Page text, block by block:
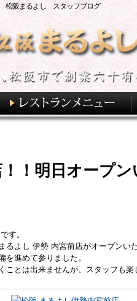
松阪まるよし スタッフブログ
！明日オープン
す。
よし 伊勢 内宮前店がオープンい
を進めて参りました。
ことは出来ませんが、スタッフも楽